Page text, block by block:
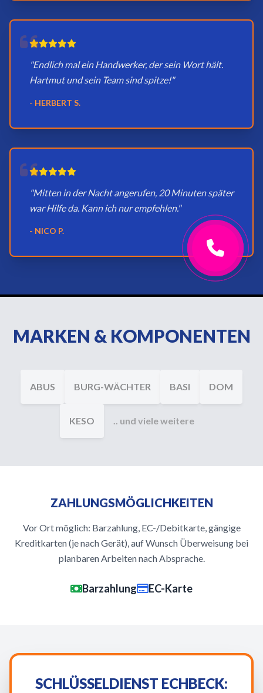
"Endlich mal ein Handwerker, der sein Wort hält.
Hartmut und sein Team sind spitze!"
- HERBERT S.
"Mitten in der Nacht angerufen, 20 Minuten später
war Hilfe da. Kann ich nur empfehlen."
- NICO P.
MARKEN & KOMPONENTEN
ABUS BURG-WÄCHTER BASI DOM
KESO .. und viele weitere
ZAHLUNGSMÖGLICHKEITEN
Vor Ort möglich: Barzahlung, EC-/Debitkarte, gängige
Kreditkarten (je nach Gerät), auf Wunsch Überweisung bei
planbaren Arbeiten nach Absprache.
Barzahlung EC-Karte
SCHLÜSSELDIENST ECHBECK: